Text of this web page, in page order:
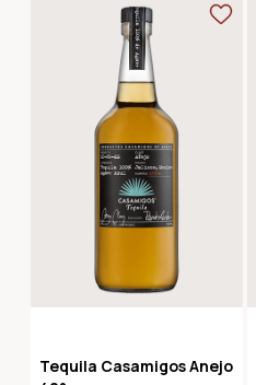
Tequila Casamigos Anejo